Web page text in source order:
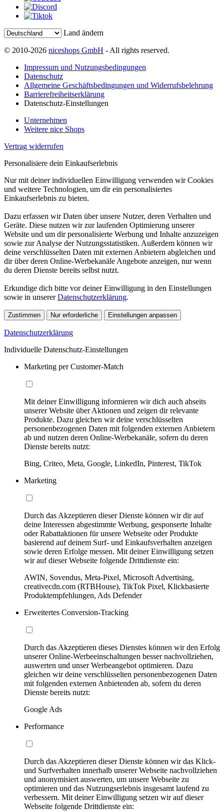
Land ändern
© 2010-2026 niceshops GmbH - All rights reserved.
Impressum und Nutzungsbedingungen
Datenschutz
Allgemeine Geschäftsbedingungen und Widerrufsbelehrung
Barrierefreiheitserklärung
Datenschutz-Einstellungen
Unternehmen
Weitere nice Shops
Vertrag widerrufen
Personalisiere dein Einkaufserlebnis
Nur mit deiner individuellen Einwilligung verwenden wir Cookies
und weitere Technologien, um dir ein personalisiertes
Einkaufserlebnis zu bieten.
Dazu erfassen wir Daten über unsere Nutzer, deren Verhalten und
Geräte. Diese nutzen wir zur laufenden Optimierung unserer
Website und um dir personalisierte Werbung und Inhalte anzuzeigen
sowie zur Analyse der Nutzungsstatistiken. Außerdem können wir
deine verschlüsselten Daten mit externen Anbietern abgleichen und
dir über deren Online-Werbekanäle Angebote anzeigen, nur wenn
du deren Dienste bereits selbst nutzt.
Erkundige dich bitte vor deiner Einwilligung in den Einstellungen
sowie in unsererDatenschutzerklärung.
Zustimmen Nur erforderliche Einstellungen anpassen
Datenschutzerklärung
Individuelle Datenschutz-Einstellungen
Marketing per Customer-Match
Mit deiner Einwilligung informieren wir dich auch abseits
unserer Website über Aktionen und zeigen dir relevante
Produkte. Dazu gleichen wir deine verschlüsselten
personenbezogenen Daten mit folgenden externen Anbietern
ab und nutzen deren Online-Werbekanäle, sofern du deren
Dienste bereits nutzt:
Bing, Criteo, Meta, Google, LinkedIn, Pinterest, TikTok
Marketing
Durch das Akzeptieren dieser Dienste können wir dir auf
deine Interessen abgestimmte Werbung, gesponserte Inhalte
oder Rabattaktionen für unsere Webseite oder Produkte
basierend auf deinem Surf- und Einkaufsverhalten anzeigen
sowie deren Erfolge messen. Mit deiner Einwilligung setzen
wir auf dieser Webseite folgende Drittdienste ein:
AWIN, Sovendus, Meta-Pixel, Microsoft Advertising,
creativecdn.com (RTBHouse), TikTok Pixel, Klickbasierte
Produktempfehlungen, Ads Defender
Erweitertes Conversion-Tracking
Durch das Akzeptieren dieses Dienstes können wir den Erfolg
unserer Online-Werbeeinschaltungen besser nachvollziehen,
auswerten und unser Werbeangebot optimieren. Dazu
gleichen wir deine verschlüsselten personenbezogenen Daten
mit folgenden externen Anbietenden ab, sofern du deren
Dienste bereits nutzt:
Google Ads
Performance
Durch das Akzeptieren dieser Dienste können wir das Klick-
und Surfverhalten innerhalb unserer Webseite nachvollziehen
und anonymisiert auswerten, um unsere Webseite zu
optimieren und das Nutzungserlebnis insgesamt laufend zu
verbessern. Mit deiner Einwilligung setzen wir auf dieser
Webseite folgende Drittdienste ein: